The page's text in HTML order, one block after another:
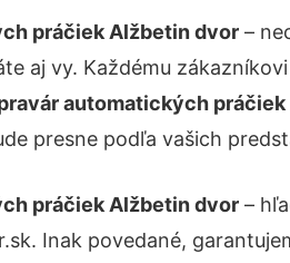
práčiek Alžbetin dvor –
aj vy. Každému
automatických
presne podľa vašich
práčiek Alžbetin dvor –
Inak povedané,